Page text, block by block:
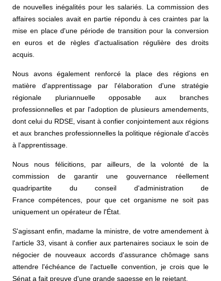
de nouvelles inégalités pour les salariés. La commission des
affaires sociales avait en partie répondu à ces craintes par la
mise en place d'une période de transition pour la conversion
en euros et de règles d'actualisation régulière des droits
acquis.
Nous avons également renforcé la place des régions en
matière d'apprentissage par l'élaboration d'une stratégie
régionale pluriannuelle opposable aux branches
professionnelles et par l'adoption de plusieurs amendements,
dont celui du RDSE, visant à confier conjointement aux régions
et aux branches professionnelles la politique régionale d'accès
à l'apprentissage.
Nous nous félicitions, par ailleurs, de la volonté de la
commission de garantir une gouvernance réellement
quadripartite du conseil d'administration de
France compétences, pour que cet organisme ne soit pas
uniquement un opérateur de l'État.
S'agissant enfin, madame la ministre, de votre amendement à
l'article 33, visant à confier aux partenaires sociaux le soin de
négocier de nouveaux accords d'assurance chômage sans
attendre l'échéance de l'actuelle convention, je crois que le
Sénat a fait preuve d'une grande sagesse en le rejetant.